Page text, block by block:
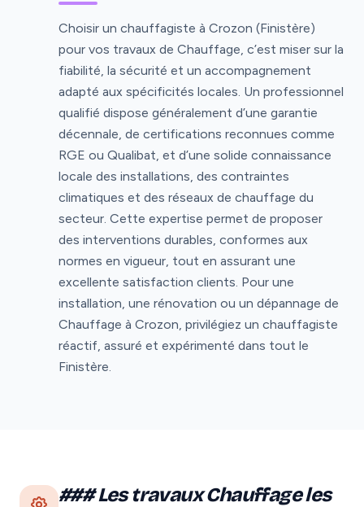
Choisir un chauffagiste à Crozon (Finistère)
pour vos travaux de Chauffage, c’est miser sur la
fiabilité, la sécurité et un accompagnement
adapté aux spécificités locales. Un professionnel
qualifié dispose généralement d’une garantie
décennale, de certifications reconnues comme
RGE ou Qualibat, et d’une solide connaissance
locale des installations, des contraintes
climatiques et des réseaux de chauffage du
secteur. Cette expertise permet de proposer
des interventions durables, conformes aux
normes en vigueur, tout en assurant une
excellente satisfaction clients. Pour une
installation, une rénovation ou un dépannage de
Chauffage à Crozon, privilégiez un chauffagiste
réactif, assuré et expérimenté dans tout le
Finistère.
### Les travaux Chauffage les